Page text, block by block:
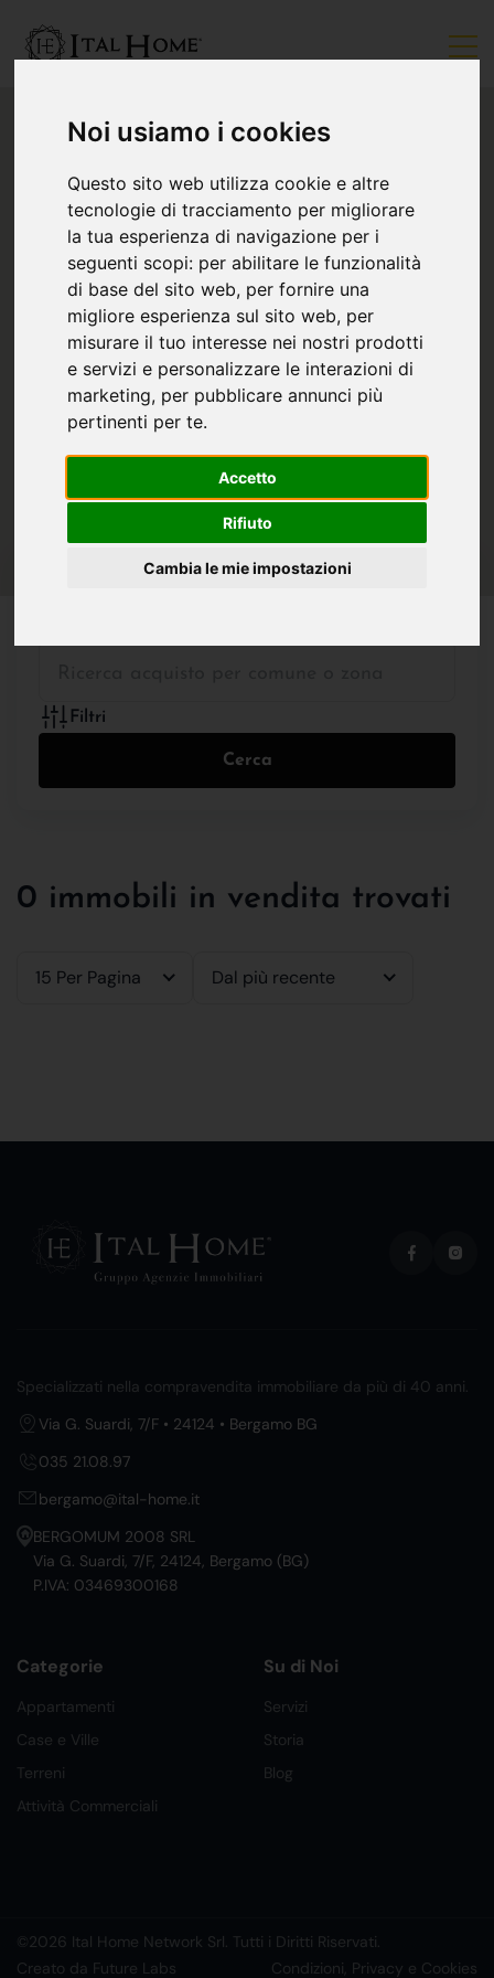
Noi usiamo i cookies
Questo sito web utilizza cookie e altre
tecnologie di tracciamento per migliorare
la tua esperienza di navigazione per i
seguenti scopi: per abilitare le funzionalità
di base del sito web, per fornire una
migliore esperienza sul sito web, per
misurare il tuo interesse nei nostri prodotti
e servizi e personalizzare le interazioni di
marketing, per pubblicare annunci più
pertinenti per te.
Accetto
Rifiuto
Cambia le mie impostazioni
Filtri
Cerca
0 immobili in vendita trovati
15 Per Pagina Dal più recente
Specializzati nella compravendita immobiliare da più di 40 anni.
Via G. Suardi, 7/F • 24124 • Bergamo BG
035 21.08.97
bergamo@ital-home.it
BERGOMUM 2008 SRL
Via G. Suardi, 7/F, 24124, Bergamo (BG)
P.IVA: 03469300168
Categorie
Appartamenti
Case e Ville
Terreni
Attività Commerciali
Su di Noi
Servizi
Storia
Blog
©2026 Ital Home Network Srl. Tutti i Diritti Riservati.
Creato da Future Labs
Condizioni, Privacy e Cookies